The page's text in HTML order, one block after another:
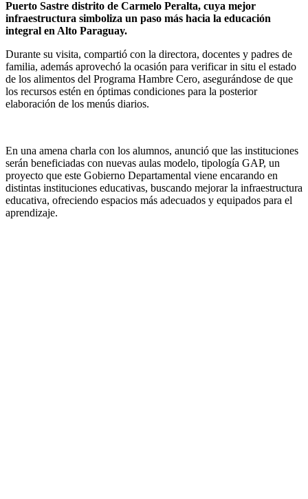
Puerto Sastre distrito de Carmelo Peralta, cuya mejor
infraestructura simboliza un paso más hacia la educación
integral en Alto Paraguay.
Durante su visita, compartió con la directora, docentes y padres de
familia, además aprovechó la ocasión para verificar in situ el estado
de los alimentos del Programa Hambre Cero, asegurándose de que
los recursos estén en óptimas condiciones para la posterior
elaboración de los menús diarios.
En una amena charla con los alumnos, anunció que las instituciones
serán beneficiadas con nuevas aulas modelo, tipología GAP, un
proyecto que este Gobierno Departamental viene encarando en
distintas instituciones educativas, buscando mejorar la infraestructura
educativa, ofreciendo espacios más adecuados y equipados para el
aprendizaje.